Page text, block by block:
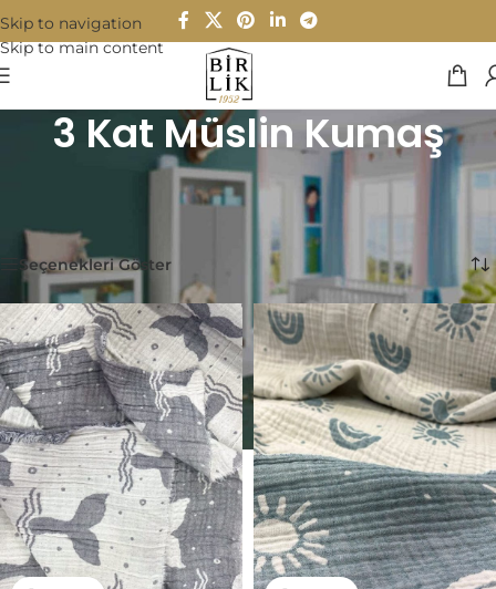
Skip to navigation
Skip to main content
3 Kat Müslin Kumaş
Bebek & Çocuk/Bebek Müslin Kumaş
Seçenekleri Göster